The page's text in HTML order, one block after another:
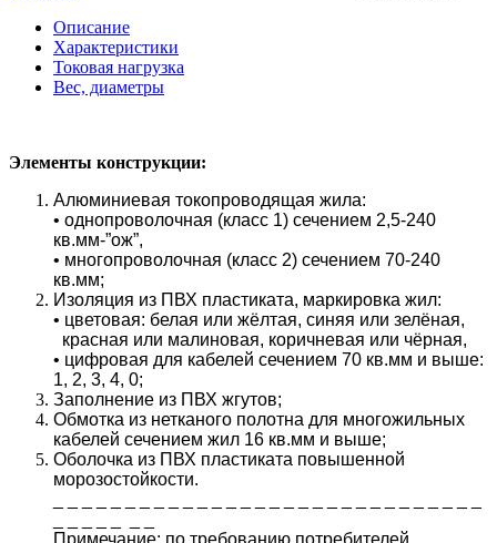
Описание
Характеристики
Токовая нагрузка
Вес, диаметры
Элементы конструкции:
Алюминиевая токопроводящая жила:
• однопроволочная (класс 1) сечением 2,5-240
кв.мм-”ож”,
• многопроволочная (класс 2) сечением 70-240
кв.мм;
Изоляция из ПВХ пластиката, маркировка жил:
• цветовая: белая или жёлтая, синяя или зелёная,
красная или малиновая, коричневая или чёрная,
• цифровая для кабелей сечением 70 кв.мм и выше:
1, 2, 3, 4, 0;
Заполнение из ПВХ жгутов;
Обмотка из нетканого полотна для многожильных
кабелей сечением жил 16 кв.мм и выше;
Оболочка из ПВХ пластиката повышенной
морозостойкости.
Примечание: по требованию потребителей